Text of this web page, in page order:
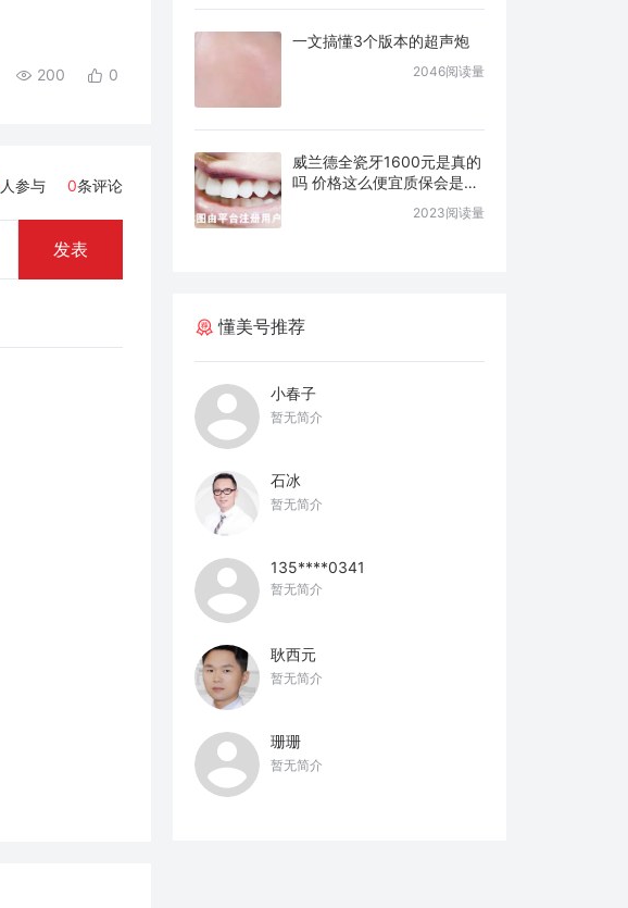
200 0
人参与 0条评论
发表
一文搞懂3个版本的超声炮
2046阅读量
威兰德全瓷牙1600元是真的
吗 价格这么便宜质保会是几
2023阅读量
懂美号推荐
小春子
暂无简介
石冰
暂无简介
135****0341
暂无简介
耿西元
暂无简介
珊珊
暂无简介